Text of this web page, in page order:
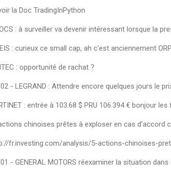
la Doc TradingInPython
: à surveiller va devenir intéressant lorsque la
: curieux ce small cap, ah c'est anciennement
: opportunité de rachat ?
- LEGRAND : Attendre encore quelques jours le
: entrée à 103.68 $ PRU 106.394 € bonjour
chinoises prêtes à exploser en cas d'accord
fr.investing.com/analysis/5-actions-chinoises-
- GENERAL MOTORS réexaminer la situation dans